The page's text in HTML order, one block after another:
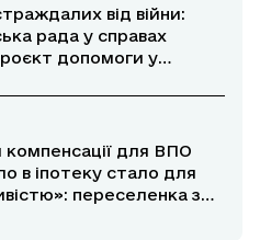
від війни:
рада у справах
допомоги у
компенсації для ВПО
в іпотеку стало для
переселенка з